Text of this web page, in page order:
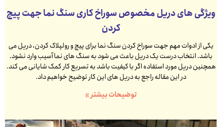
ویژگی های دریل مخصوص سوراخ کاری سنگ نما جهت پیچ
کردن
یکی از ادوات مهم جهت سوراخ کردن سنگ نما برای پیچ و رولپلاک کردن، دریل می
باشد. انتخاب درست یک دریل باعث می شود به سنگ های نما آسیب وارد نشود.
همچنین دریل مورد استفاده اگر با کیفیت باشد به تسریع کار کمک شایانی می کند.
در این مقاله راجع به دریل های این کار توضیح خواهیم داد.
توضیحات بیشتر »